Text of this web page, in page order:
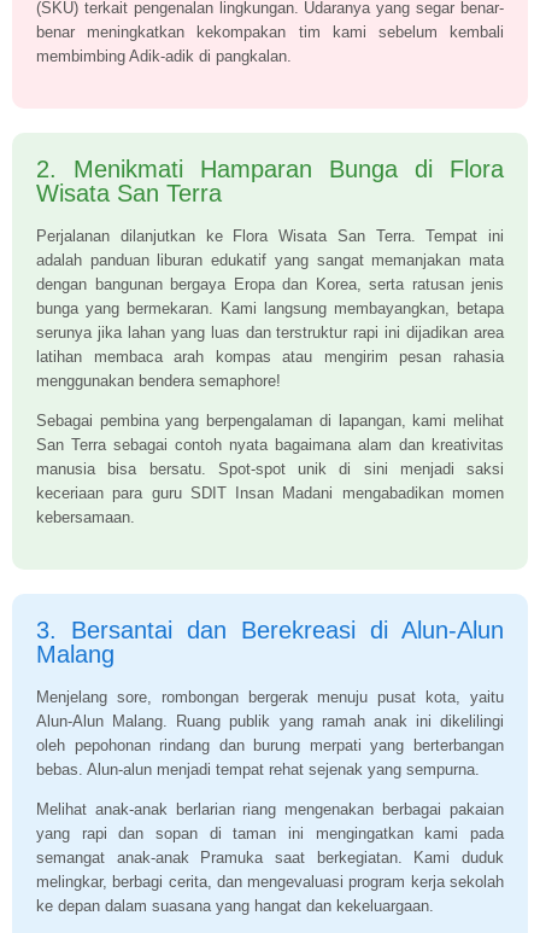
(SKU) terkait pengenalan lingkungan. Udaranya yang segar benar-
benar meningkatkan kekompakan tim kami sebelum kembali
membimbing Adik-adik di pangkalan.
2. Menikmati Hamparan Bunga di Flora
Wisata San Terra
Perjalanan dilanjutkan ke Flora Wisata San Terra. Tempat ini
adalah panduan liburan edukatif yang sangat memanjakan mata
dengan bangunan bergaya Eropa dan Korea, serta ratusan jenis
bunga yang bermekaran. Kami langsung membayangkan, betapa
serunya jika lahan yang luas dan terstruktur rapi ini dijadikan area
latihan membaca arah kompas atau mengirim pesan rahasia
menggunakan bendera semaphore!
Sebagai pembina yang berpengalaman di lapangan, kami melihat
San Terra sebagai contoh nyata bagaimana alam dan kreativitas
manusia bisa bersatu. Spot-spot unik di sini menjadi saksi
keceriaan para guru SDIT Insan Madani mengabadikan momen
kebersamaan.
3. Bersantai dan Berekreasi di Alun-Alun
Malang
Menjelang sore, rombongan bergerak menuju pusat kota, yaitu
Alun-Alun Malang. Ruang publik yang ramah anak ini dikelilingi
oleh pepohonan rindang dan burung merpati yang berterbangan
bebas. Alun-alun menjadi tempat rehat sejenak yang sempurna.
Melihat anak-anak berlarian riang mengenakan berbagai pakaian
yang rapi dan sopan di taman ini mengingatkan kami pada
semangat anak-anak Pramuka saat berkegiatan. Kami duduk
melingkar, berbagi cerita, dan mengevaluasi program kerja sekolah
ke depan dalam suasana yang hangat dan kekeluargaan.